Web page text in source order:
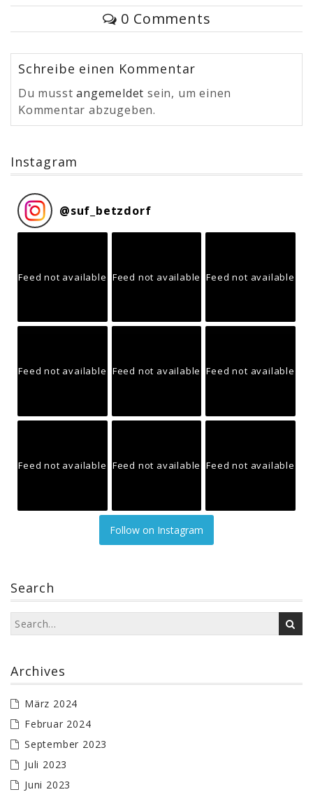
0 Comments
Schreibe einen Kommentar
Du musstangemeldet sein, um einen
Kommentar abzugeben.
Instagram
@suf_betzdorf
Feed not available Feed not available Feed not available
Feed not available Feed not available Feed not available
Feed not available Feed not available Feed not available
Follow on Instagram
Search
Archives
März 2024
Februar 2024
September 2023
Juli 2023
Juni 2023